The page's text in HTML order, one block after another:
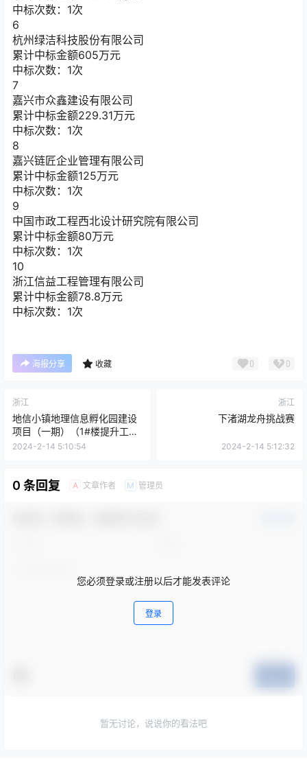
中标次数：1次
6
杭州绿洁科技股份有限公司
累计中标金额605万元
中标次数：1次
7
嘉兴市众鑫建设有限公司
累计中标金额229.31万元
中标次数：1次
8
嘉兴链匠企业管理有限公司
累计中标金额125万元
中标次数：1次
9
中国市政工程西北设计研究院有限公司
累计中标金额80万元
中标次数：1次
10
浙江信益工程管理有限公司
累计中标金额78.8万元
中标次数：1次
海报分享 收藏 0 0
浙江
地信小镇地理信息孵化园建设
项目（一期）（1#楼提升工
程）设计
2024-2-14 5:10:54
浙江
下渚湖龙舟挑战赛
2024-2-14 5:12:32
0 条回复 A 文章作者 M 管理员
您必须登录或注册以后才能发表评论
登录
暂无讨论，说说你的看法吧